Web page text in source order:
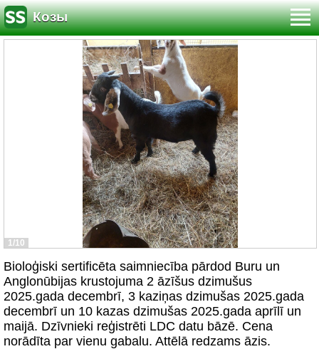
Козы
1/10
Bioloģiski sertificēta saimniecība pārdod Buru un
Anglonūbijas krustojuma 2 āzīšus dzimušus
2025.gada decembrī, 3 kaziņas dzimušas 2025.gada
decembrī un 10 kazas dzimušas 2025.gada aprīlī un
maijā. Dzīvnieki reģistrēti LDC datu bāzē. Cena
norādīta par vienu gabalu. Attēlā redzams āzis.